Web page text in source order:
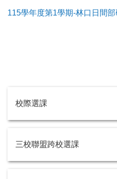
115學年度第1學期-林口日間
校際選課
三校聯盟跨校選課